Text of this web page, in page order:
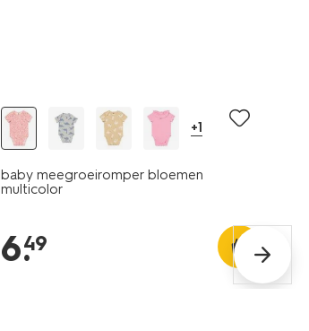
+1
baby meegroeiromper bloemen
multicolor
6.
49